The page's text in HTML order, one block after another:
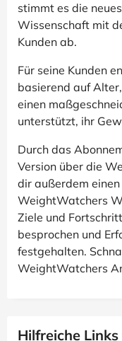
stimmt es die
Wissenschaft mit
Kunden ab.
Für seine Kunden
basierend auf
einen
unterstützt, ihr
Durch das
Version über die
dir außerdem
WeightWatchers
Ziele und
besprochen und
festgehalten.
WeightWatchers
Hilfreiche